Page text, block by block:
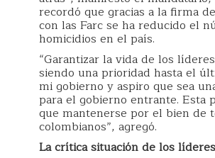
recordó que gracias a la firma
con las Farc se ha reducido el
homicidios en el país.
“Garantizar la vida de los
siendo una prioridad hasta el
mi gobierno y aspiro que sea
para el gobierno entrante. Esta
que mantenerse por el bien de
colombianos”, agregó.
La crítica situación de los